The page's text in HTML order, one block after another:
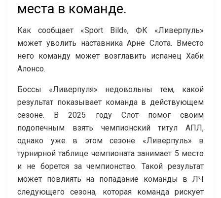
места в команде.
Как сообщает «Sport Bild», ФК «Ливерпуль»
может уволить наставника Арне Слота. Вместо
него команду может возглавить испанец Хаби
Алонсо.
Боссы «Ливерпуля» недовольны тем, какой
результат показывает команда в действующем
сезоне. В 2025 году Слот помог своим
подопечным взять чемпионский титул АПЛ,
однако уже в этом сезоне «Ливерпуль» в
турнирной таблице чемпионата занимает 5 место
и не борется за чемпионство. Такой результат
может повлиять на попадание команды в ЛЧ
следующего сезона, которая команда рискует